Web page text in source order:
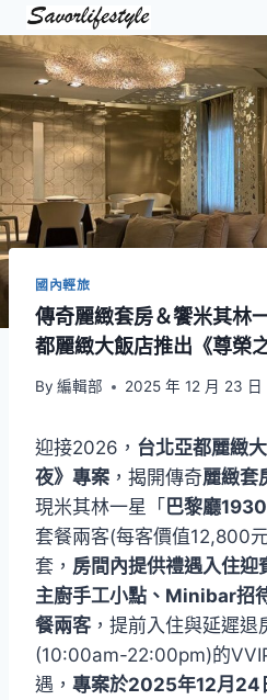
Skip
to
content
國內輕旅
傳奇麗緻套房＆饗米其林
都麗緻大飯店推出《尊榮
By 編輯部 2025 年 12 月 23 日
迎接2026， 台北亞都麗緻
夜》專案 ，揭開傳奇麗緻套
現米其林一星「 巴黎廳
套餐兩客(每客價值12,800
套， 房間內提供禮遇入住迎
主廚手工小點、Minibar招
餐兩客 ，提前入住與延遲
(10:00am-22:00pm)的
遇， 專案於2025年12月24